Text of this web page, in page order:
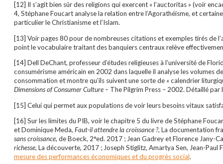
[12] Il s’agit bien sûr des religions qui exercent « l’auctoritas » (voir
4, Stéphane Foucart analyse la relation entre l’Agorathéisme, et
particulier le Christianisme et l’Islam.
[13] Voir pages 80 pour de nombreuses citations et exemples tirés de
point le vocabulaire traitant des banquiers centraux relève
[14] Dell DeChant, professeur d’études religieuses à l’université de
consumérisme américain en 2002 dans laquelle il analyse les volumes
consommation et montre qu’ils suivent une sorte de « calendrier
Dimensions of Consumer Culture – The Pilgrim Press – 2002. Détaillé par
[15] Celui qui permet aux populations de voir leurs besoins vitaux
[16] Sur les limites du PIB, voir le chapitre 5 du livre de Stéphane
et Dominique Meda, Faut-il attendre la croissance ?, La documentation
sans croissance, de Boeck, 2°ed. 2017 ; Jean Gadrey et Florence Jany-
richesse, La découverte, 2017 ; Joseph Stiglitz, Amartya Sen, Jean-Paul
mesure des performances économiques et du progrès social.